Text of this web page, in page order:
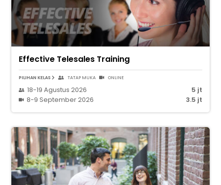
Effective Telesales Training
PILIHAN KELAS TATAP MUKA ONLINE
18-19 Agustus 2026
5 jt
8-9 September 2026
3.5 jt